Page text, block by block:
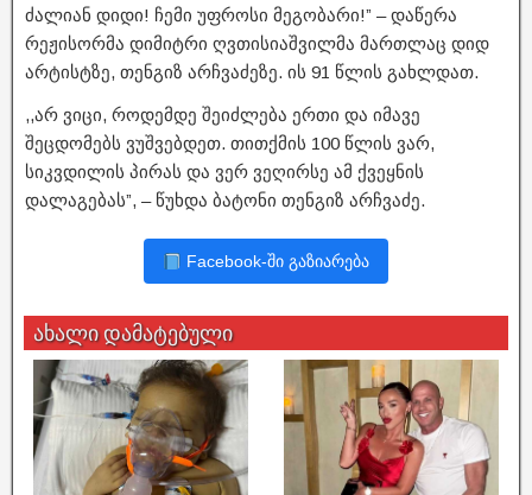
ძალიან დიდი! ჩემი უფროსი მეგობარი!” – დაწერა
რეჟისორმა დიმიტრი ღვთისიაშვილმა მართლაც დიდ
არტისტზე, თენგიზ არჩვაძეზე. ის 91 წლის გახლდათ.
,,არ ვიცი, როდემდე შეიძლება ერთი და იმავე
შეცდომებს ვუშვებდეთ. თითქმის 100 წლის ვარ,
სიკვდილის პირას და ვერ ვეღირსე ამ ქვეყნის
დალაგებას”, – წუხდა ბატონი თენგიზ არჩვაძე.
Facebook-ში გაზიარება
ახალი დამატებული